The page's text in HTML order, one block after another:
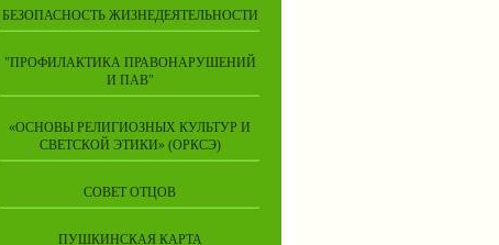
БЕЗОПАСНОСТЬ ЖИЗНЕДЕЯТЕЛЬНОСТИ
"ПРОФИЛАКТИКА ПРАВОНАРУШЕНИЙ
И ПАВ"
«ОСНОВЫ РЕЛИГИОЗНЫХ КУЛЬТУР И
СВЕТСКОЙ ЭТИКИ» (ОРКСЭ)
СОВЕТ ОТЦОВ
ПУШКИНСКАЯ КАРТА